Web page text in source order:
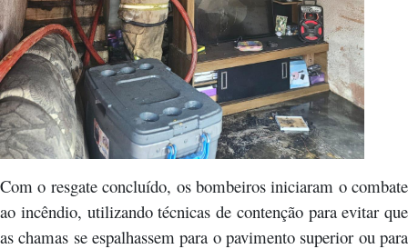
Com o resgate concluído, os bombeiros iniciaram o combate
ao incêndio, utilizando técnicas de contenção para evitar que
as chamas se espalhassem para o pavimento superior ou para